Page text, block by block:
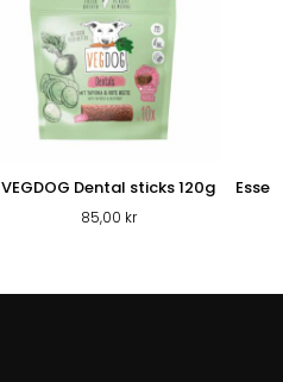
VEGDOG Dental sticks 120g
85,00 kr